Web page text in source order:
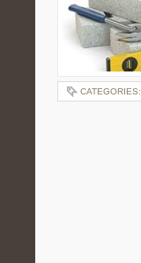
CATEGORIES: